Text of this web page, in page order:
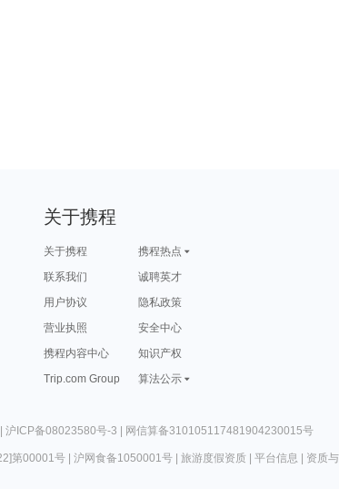
关于携程
关于携程
携程热点
联系我们
诚聘英才
用户协议
隐私政策
营业执照
安全中心
携程内容中心
知识产权
Trip.com Group
算法公示
| 沪ICP备08023580号-3 | 网信算备310105117481904230015号
第00001号| 沪网食备1050001号| 旅游度假资质| 平台信息 资质